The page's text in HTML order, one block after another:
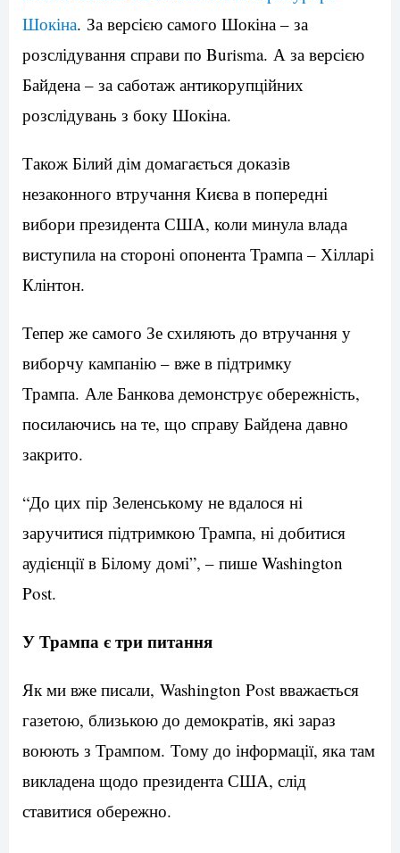
Шокіна. За версією самого Шокіна – за
розслідування справи по Burisma. А за версією
Байдена – за саботаж антикорупційних
розслідувань з боку Шокіна.
Також Білий дім домагається доказів
незаконного втручання Києва в попередні
вибори президента США, коли минула влада
виступила на стороні опонента Трампа – Хілларі
Клінтон.
Тепер же самого Зе схиляють до втручання у
виборчу кампанію – вже в підтримку
Трампа. Але Банкова демонструє обережність,
посилаючись на те, що справу Байдена давно
закрито.
“До цих пір Зеленському не вдалося ні
заручитися підтримкою Трампа, ні добитися
аудієнції в Білому домі”, – пише Washington
Post.
У Трампа є три питання
Як ми вже писали, Washington Post вважається
газетою, близькою до демократів, які зараз
воюють з Трампом. Тому до інформації, яка там
викладена щодо президента США, слід
ставитися обережно.